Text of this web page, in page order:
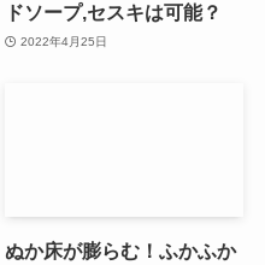
ドソープ,セスキは可能？
2022年4月25日
ぬか床が膨らむ！ふかふか